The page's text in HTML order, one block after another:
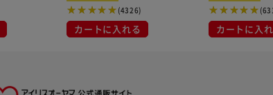
(4326)
カートに入れる カートに入